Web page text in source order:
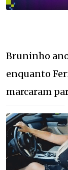
Bruninho
enquanto
marcaram